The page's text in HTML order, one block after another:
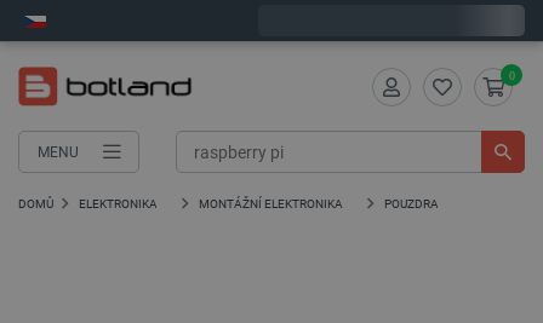
MENU
0
DOMŮ ELEKTRONIKA MONTÁŽNÍ ELEKTRONIKA POUZDRA